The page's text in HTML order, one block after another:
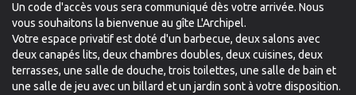
Un code d'accès vous sera communiqué dès votre arrivée. Nous
vous souhaitons la bienvenue au gîte L'Archipel.
Votre espace privatif est doté d'un barbecue, deux salons avec
deux canapés lits, deux chambres doubles, deux cuisines, deux
terrasses, une salle de douche, trois toilettes, une salle de bain et
une salle de jeu avec un billard et un jardin sont à votre disposition.